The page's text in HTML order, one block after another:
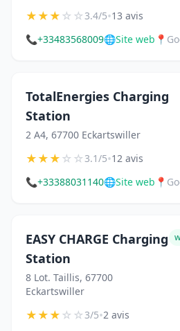
★★★☆☆3.4/5•13 avis
📞+33483568009🌐Site web 📍
TotalEnergies Charging
Station
2 A4, 67700 Eckartswiller
★★★☆☆3.1/5•12 avis
📞+33388031140🌐Site web 📍
EASY CHARGE Charging
Station
8 Lot. Taillis, 67700
Eckartswiller
★★★☆☆3/5•2 avis